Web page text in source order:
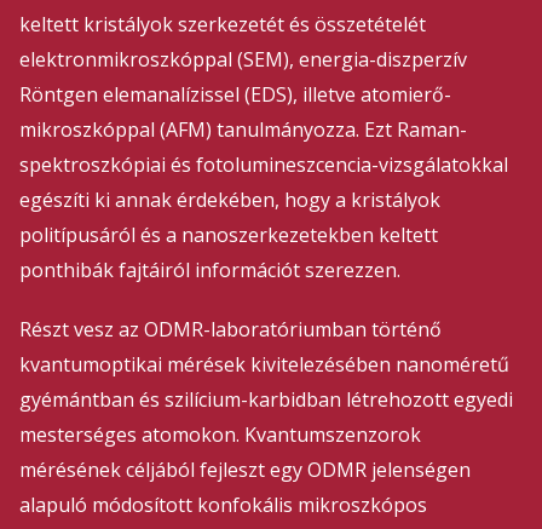
keltett kristályok szerkezetét és összetételét
elektronmikroszkóppal (SEM), energia-diszperzív
Röntgen elemanalízissel (EDS), illetve atomierő-
mikroszkóppal (AFM) tanulmányozza. Ezt Raman-
spektroszkópiai és fotolumineszcencia-vizsgálatokkal
egészíti ki annak érdekében, hogy a kristályok
politípusáról és a nanoszerkezetekben keltett
ponthibák fajtáiról információt szerezzen.
Részt vesz az ODMR-laboratóriumban történő
kvantumoptikai mérések kivitelezésében nanoméretű
gyémántban és szilícium-karbidban létrehozott egyedi
mesterséges atomokon. Kvantumszenzorok
mérésének céljából fejleszt egy ODMR jelenségen
alapuló módosított konfokális mikroszkópos